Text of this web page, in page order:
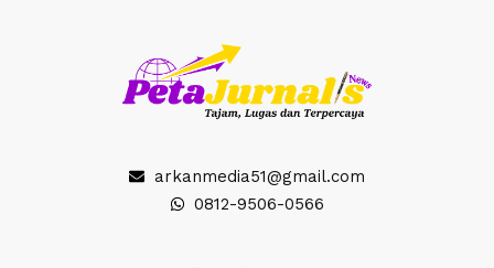
arkanmedia51@gmail.com
0812-9506-0566